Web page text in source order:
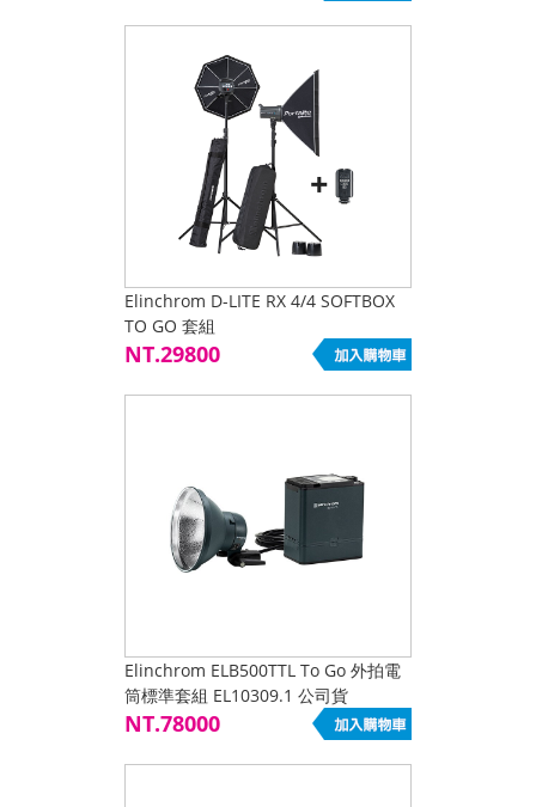
Elinchrom D-LITE RX 4/4 SOFTBOX
TO GO 套組
NT.29800
Elinchrom ELB500TTL To Go 外拍電
筒標準套組 EL10309.1 公司貨
NT.78000